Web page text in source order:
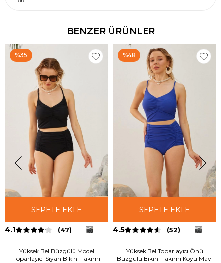
BENZER ÜRÜNLER
SEPETE EKLE
4.1 (47)
Yüksek Bel Büzgülü Model
Toparlayıcı Siyah Bikini Takımı
%35
SEPETE EKLE
4.5 (52)
Yüksek Bel Toparlayıcı Önü
Büzgülü Bikini Takımı Koyu Mavi
%48